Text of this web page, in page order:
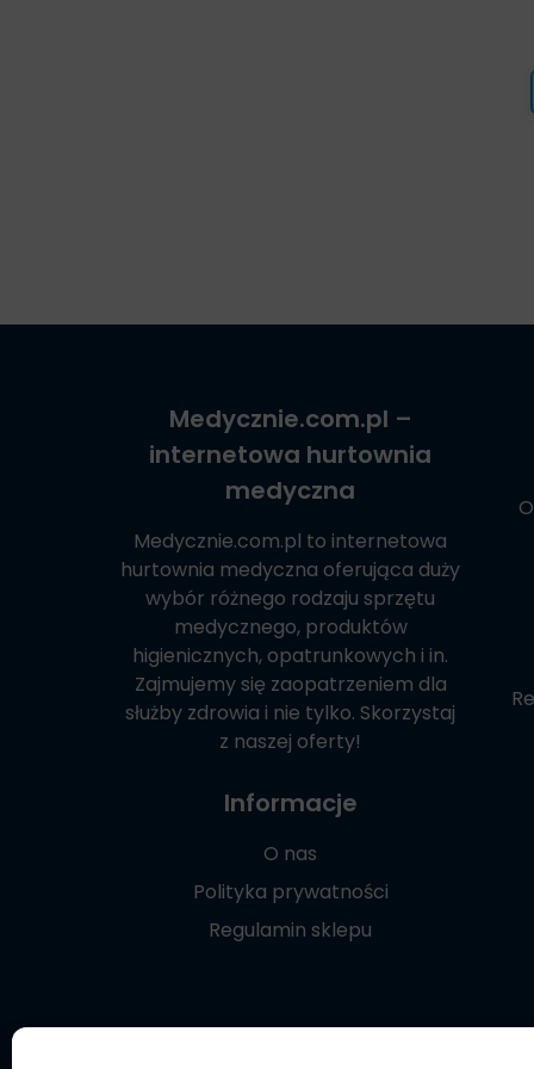
Medycznie.com.pl –
internetowa hurtownia
medyczna
Medycznie.com.pl to internetowa
hurtownia medyczna oferująca duży
wybór różnego rodzaju sprzętu
medycznego, produktów
higienicznych, opatrunkowych i in.
Zajmujemy się zaopatrzeniem dla
służby zdrowia i nie tylko. Skorzystaj
z naszej oferty!
Informacje
O nas
Polityka prywatności
Regulamin sklepu